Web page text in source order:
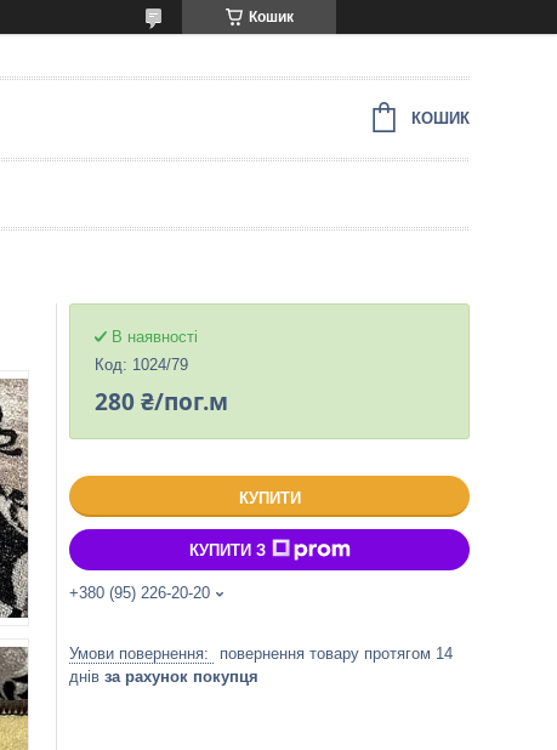
Кошик
КОШИК
В наявності
Код: 1024/79
280 ₴/пог.м
КУПИТИ
КУПИТИ З
+380 (95) 226-20-20
повернення товару протягом 14
днів за рахунок покупця